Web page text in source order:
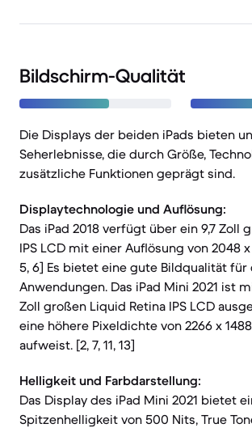
Bildschirm-Qualität
Die Displays der beiden iPads bieten
Seherlebnisse, die durch Größe,
zusätzliche Funktionen geprägt sind.
Displaytechnologie und Auflösung:
Das iPad 2018 verfügt über ein 9,7 Zoll
IPS LCD mit einer Auflösung von 2048 x
5, 6] Es bietet eine gute Bildqualität
Anwendungen. Das iPad Mini 2021 ist
Zoll großen Liquid Retina IPS LCD
eine höhere Pixeldichte von 2266 x
aufweist. [2, 7, 11, 13]
Helligkeit und Farbdarstellung:
Das Display des iPad Mini 2021 bietet
Spitzenhelligkeit von 500 Nits, True